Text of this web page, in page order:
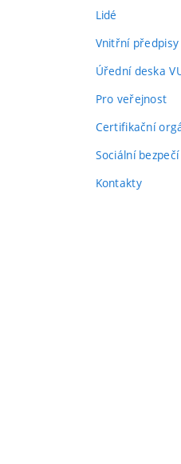
Lidé
Vnitřní
Úřední deska
Pro veřejnost
Certifikační
Sociální bezpečí
Kontakty